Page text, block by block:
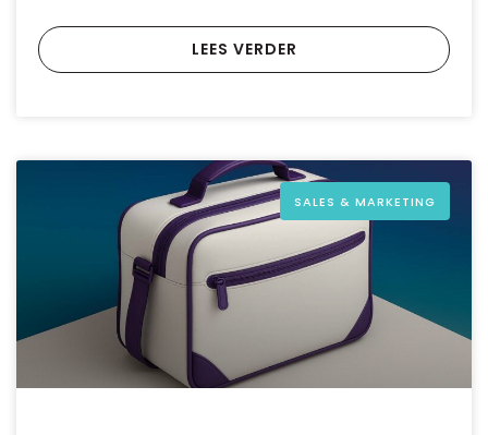
LEES VERDER
SALES & MARKETING